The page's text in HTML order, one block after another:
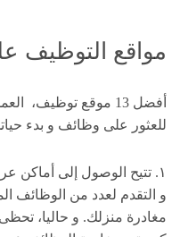
مواقع التوظيف
أفضل 13 موقع توظيف،
للعثور على وظائف و بدء
١. تتيح الوصول إلى أماكن
و التقدم لعدد من الوظائف
مغادرة منزلك. و حاليا،